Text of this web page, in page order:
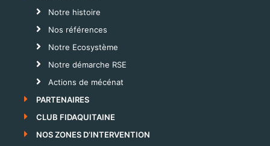
Notre histoire
Nos références
Notre Ecosystème
Notre démarche RSE
Actions de mécénat
PARTENAIRES
CLUB FIDAQUITAINE
NOS ZONES D’INTERVENTION